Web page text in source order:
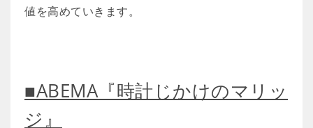
値を高めていきます。
■ABEMA『時計じかけのマリッ
ジ』